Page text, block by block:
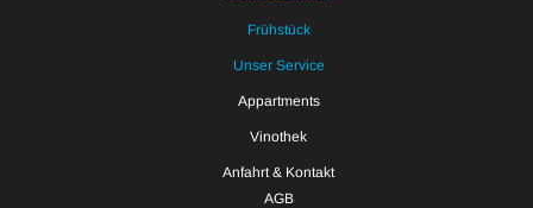
Frühstück
Unser Service
Appartments
Vinothek
Anfahrt & Kontakt
AGB